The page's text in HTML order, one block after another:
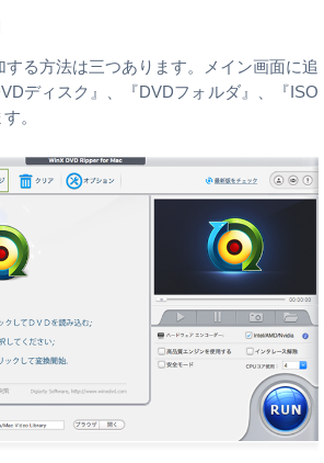
する方法は三つあります。メイン画面に追
ディスク』、『DVDフォルダ』、『ISO
。